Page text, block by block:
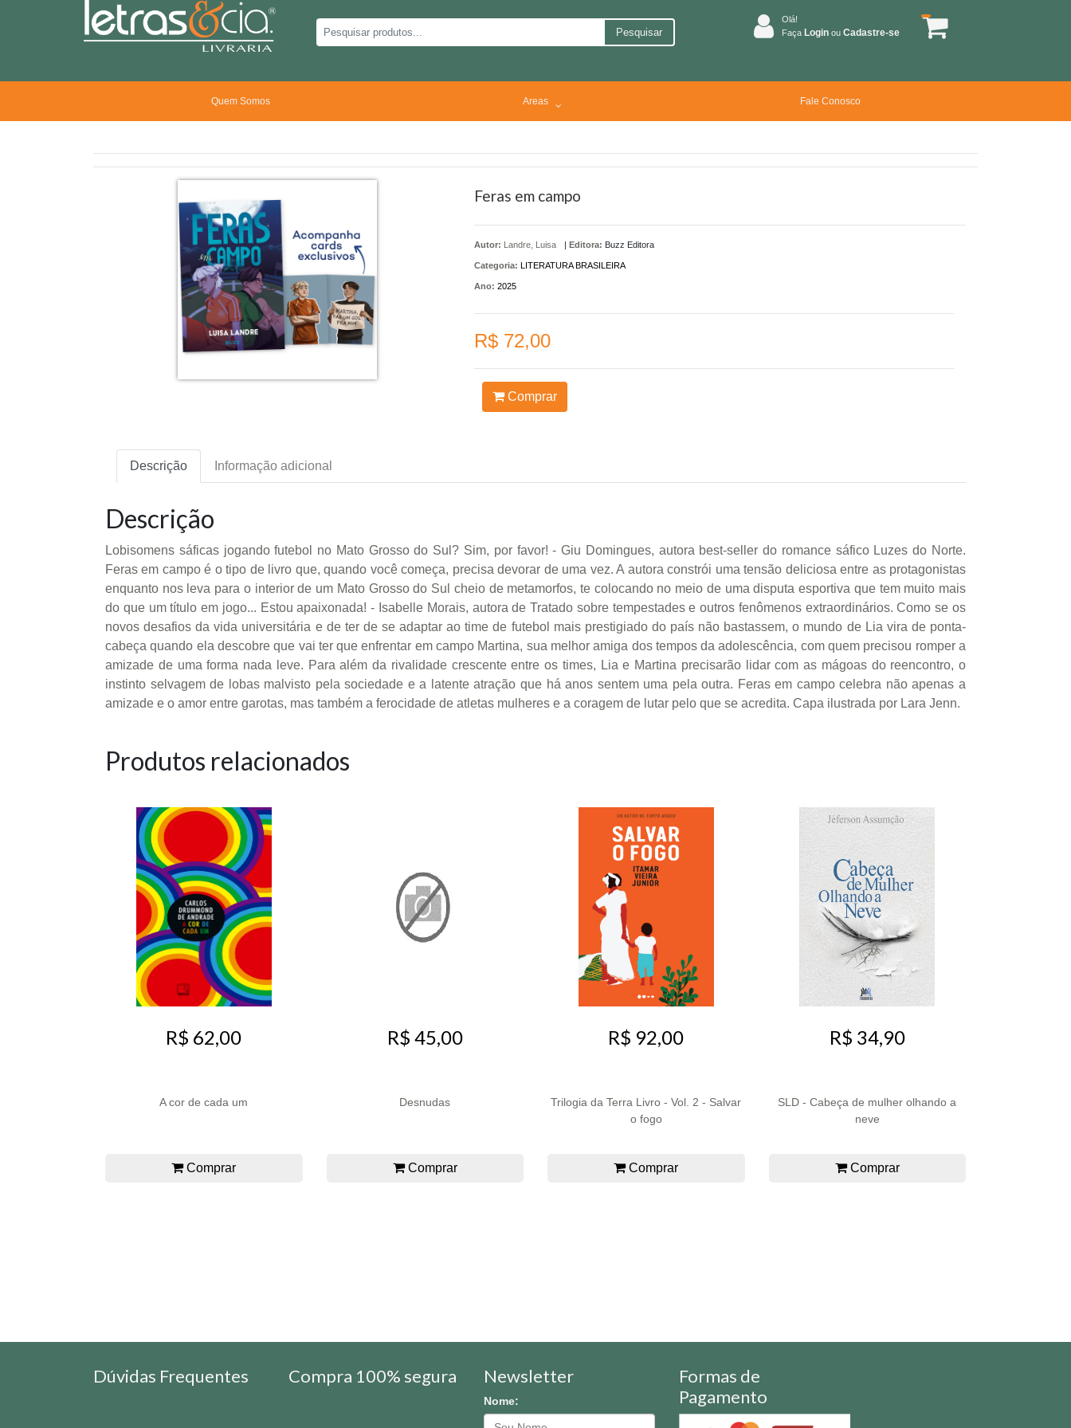
Pesquisar
Olá!
Faça Login ou Cadastre-se
Quem Somos Areas Fale Conosco
Feras em campo
Autor: Landre, Luisa | Editora: Buzz Editora
Categoria: LITERATURA BRASILEIRA
Ano: 2025
R$ 72,00
Comprar
Descrição Informação adicional
Descrição
Lobisomens sáficas jogando futebol no Mato Grosso do Sul? Sim, por favor! - Giu Domingues, autora best-seller do romance sáfico Luzes do Norte.
Feras em campo é o tipo de livro que, quando você começa, precisa devorar de uma vez. A autora constrói uma tensão deliciosa entre as protagonistas
enquanto nos leva para o interior de um Mato Grosso do Sul cheio de metamorfos, te colocando no meio de uma disputa esportiva que tem muito mais
do que um título em jogo... Estou apaixonada! - Isabelle Morais, autora de Tratado sobre tempestades e outros fenômenos extraordinários. Como se os
novos desafios da vida universitária e de ter de se adaptar ao time de futebol mais prestigiado do país não bastassem, o mundo de Lia vira de ponta-
cabeça quando ela descobre que vai ter que enfrentar em campo Martina, sua melhor amiga dos tempos da adolescência, com quem precisou romper a
amizade de uma forma nada leve. Para além da rivalidade crescente entre os times, Lia e Martina precisarão lidar com as mágoas do reencontro, o
instinto selvagem de lobas malvisto pela sociedade e a latente atração que há anos sentem uma pela outra. Feras em campo celebra não apenas a
amizade e o amor entre garotas, mas também a ferocidade de atletas mulheres e a coragem de lutar pelo que se acredita. Capa ilustrada por Lara Jenn.
Produtos relacionados
R$ 62,00
A cor de cada um
Comprar
R$ 45,00
Desnudas
Comprar
R$ 92,00
Trilogia da Terra Livro - Vol. 2 - Salvar
o fogo
Comprar
R$ 34,90
SLD - Cabeça de mulher olhando a
neve
Comprar
Dúvidas Frequentes Compra 100% segura Newsletter
Nome:
Formas de
Pagamento